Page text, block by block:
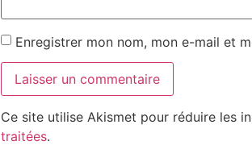
Enregistrer mon nom, mon e-mail et
Ce site utilise Akismet pour réduire les
traitées.